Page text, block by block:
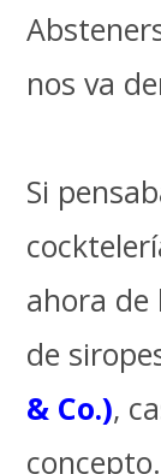
nos va
Si
ahora de
de
& Co.),